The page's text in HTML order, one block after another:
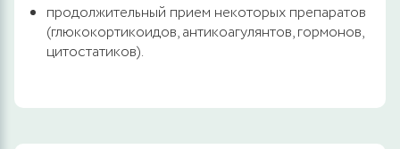
продолжительный прием некоторых препаратов
(глюкокортикоидов, антикоагулянтов, гормонов,
цитостатиков).